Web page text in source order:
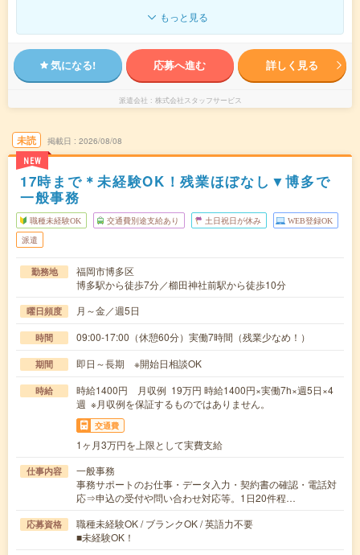
もっと見る
気になる! 応募へ進む 詳しく見る
派遣会社 株式会社スタッフサービス
未読
NEW
掲載日 2026/08/08
17時まで＊未経験OK！残業ほぼなし▼博多で
一般事務
職種未経験OK 交通費別途支給あり 土日祝日が休み WEB登録OK
派遣
勤務地
福岡市博多区
博多駅から徒歩7分／櫛田神社前駅から徒歩10分
曜日頻度 月～金／週5日
時間 09:00-17:00（休憩60分）実働7時間（残業少なめ！）
期間 即日～長期 ※開始日相談OK
時給
時給1400円 月収例 19万円 時給1400円×実働7h×週5日×4
週 ※月収例を保証するものではありません。
交通費
1ヶ月3万円を上限として実費支給
仕事内容
一般事務
事務サポートのお仕事・データ入力・契約書の確認・電話対
応⇒申込の受付や問い合わせ対応等。1日20件程…
応募資格
職種未経験OK / ブランクOK / 英語力不要
■未経験OK！